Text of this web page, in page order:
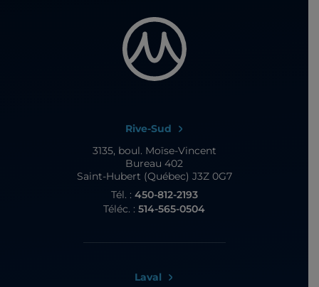
Rive-Sud
3135, boul. Moïse-Vincent
Bureau 402
Saint-Hubert (Québec) J3Z 0G7
Tél. : 450-812-2193
Téléc. : 514-565-0504
Laval